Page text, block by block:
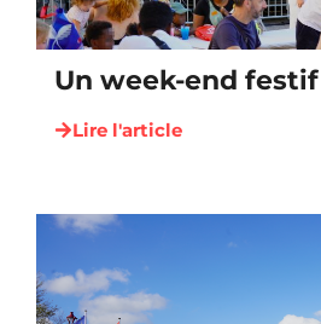
Un week-end
Lire l'article